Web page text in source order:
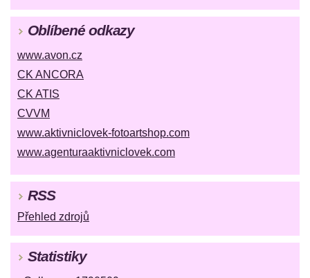
Oblíbené odkazy
www.avon.cz
CK ANCORA
CK ATIS
CVVM
www.aktivniclovek-fotoartshop.com
www.agenturaaktivniclovek.com
RSS
Přehled zdrojů
Statistiky